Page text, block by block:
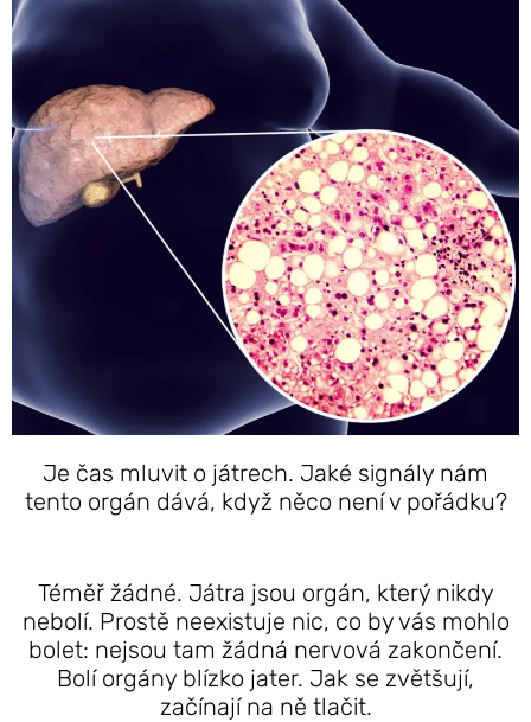
Je čas mluvit o játrech. Jaké signály nám
tento orgán dává, když něco není v pořádku?
Téměř žádné. Játra jsou orgán, který nikdy
nebolí. Prostě neexistuje nic, co by vás mohlo
bolet: nejsou tam žádná nervová zakončení.
Bolí orgány blízko jater. Jak se zvětšují,
začínají na ně tlačit.